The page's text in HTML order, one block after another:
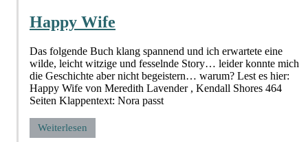
Happy Wife
Das folgende Buch klang spannend und ich erwartete eine
wilde, leicht witzige und fesselnde Story… leider konnte mich
die Geschichte aber nicht begeistern… warum? Lest es hier:
Happy Wife von Meredith Lavender , Kendall Shores 464
Seiten Klappentext: Nora passt
Weiterlesen